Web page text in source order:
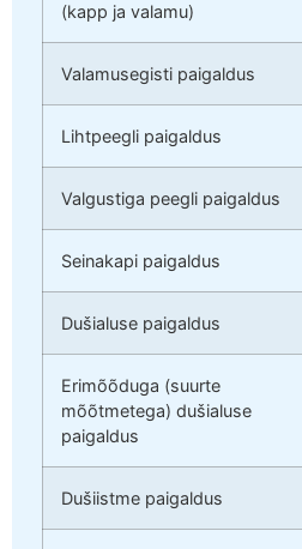
(kapp ja valamu)
Valamusegisti paigaldus
Lihtpeegli paigaldus
Valgustiga peegli paigaldus
Seinakapi paigaldus
Dušialuse paigaldus
Erimõõduga (suurte
mõõtmetega) dušialuse
paigaldus
Dušiistme paigaldus